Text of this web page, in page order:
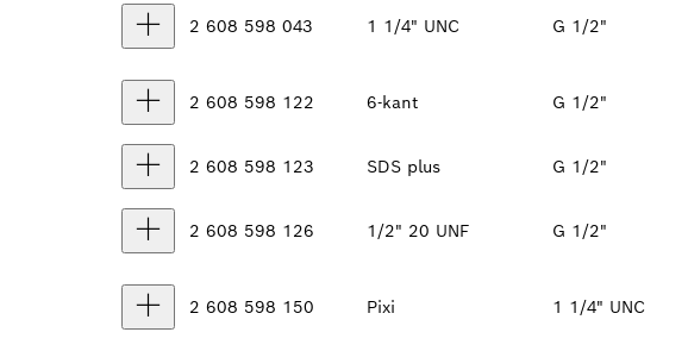
2 608 598 043 1 1/4" UNC G 1/2"
2 608 598 122 6-kant G 1/2"
2 608 598 123 SDS plus G 1/2"
2 608 598 126 1/2" 20 UNF G 1/2"
2 608 598 150 Pixi 1 1/4" UNC